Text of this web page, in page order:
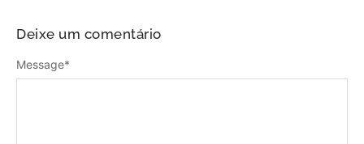
Deixe um comentário
Message*